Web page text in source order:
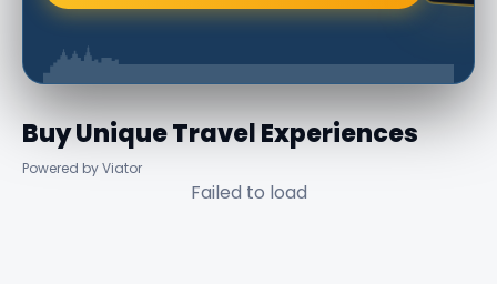
Buy Unique Travel Experiences
Powered by Viator
Failed to load